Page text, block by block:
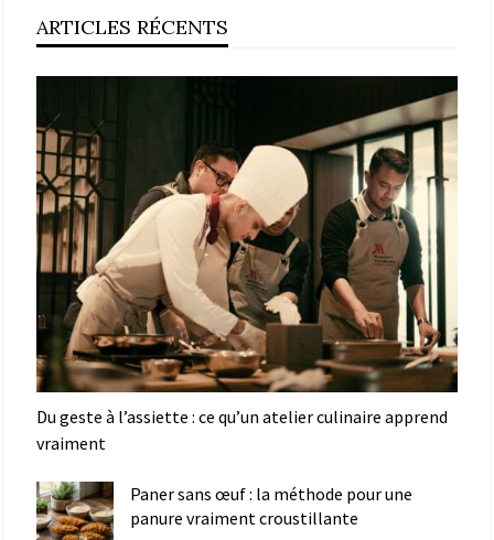
ARTICLES RÉCENTS
Du geste à l’assiette : ce qu’un atelier culinaire apprend
vraiment
Paner sans œuf : la méthode pour une
panure vraiment croustillante